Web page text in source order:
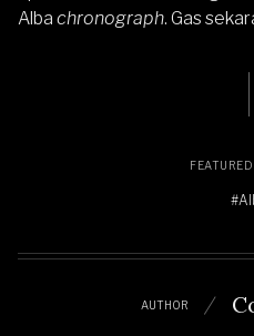
Alba chronograph. Gas
AUTHOR